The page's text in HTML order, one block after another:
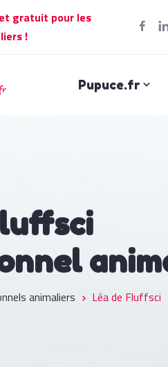
gratuit pour les
!
Pupuce.fr
animaliers Léa de Fluffsci